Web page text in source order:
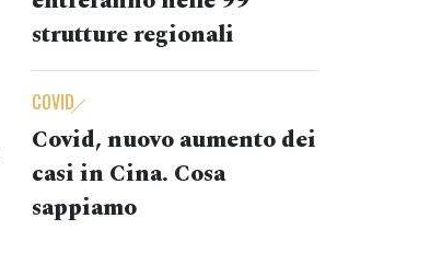
strutture regionali
COVID
Covid, nuovo aumento dei
casi in Cina. Cosa
sappiamo